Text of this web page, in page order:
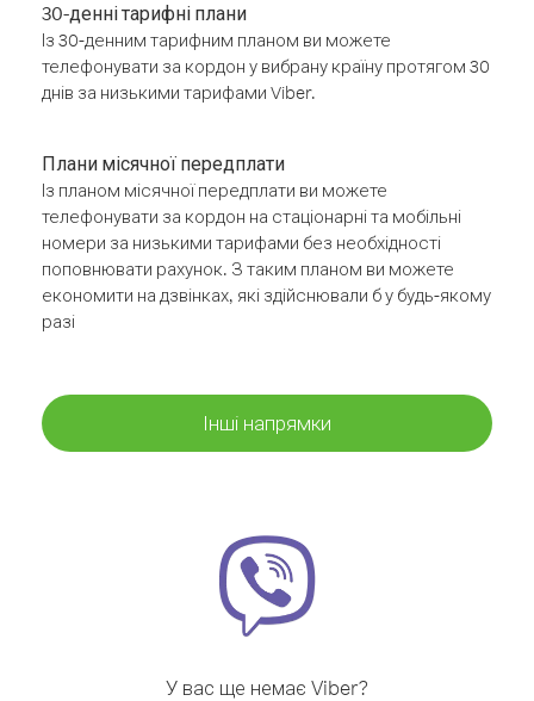
30-денні тарифні плани
Із 30-денним тарифним планом ви можете
телефонувати за кордон у вибрану країну протягом 30
днів за низькими тарифами Viber.
Плани місячної передплати
Із планом місячної передплати ви можете
телефонувати за кордон на стаціонарні та мобільні
номери за низькими тарифами без необхідності
поповнювати рахунок. З таким планом ви можете
економити на дзвінках, які здійснювали б у будь-якому
разі
Інші напрямки
У вас ще немає Viber?